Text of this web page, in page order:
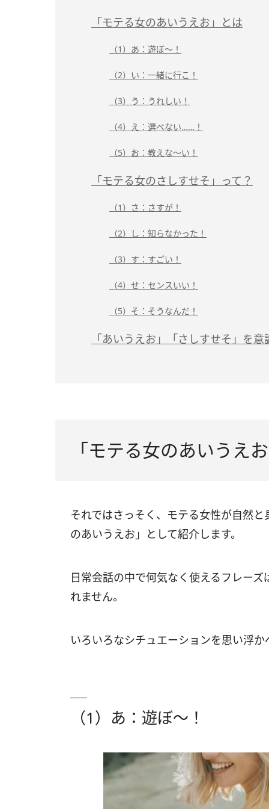
「モテる女のあいうえお」とは
（1）あ：遊ぼ～！
（2）い：一緒に行こ！
（3）う：うれしい！
（4）え：選べない……！
（5）お：教えな～い！
「モテる女のさしすせそ」って？
（1）さ：さすが！
（2）し：知らなかった！
（3）す：すごい！
（4）せ：センスいい！
（5）そ：そうなんだ！
「あいうえお」「さしすせそ」を
「モテる女のあいうえ
それではさっそく、モテる女性が自然
のあいうえお」として紹介します。
日常会話の中で何気なく使えるフレー
れません。
いろいろなシチュエーションを思い浮
（1）あ：遊ぼ～！